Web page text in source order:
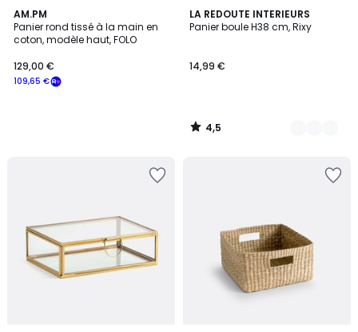
AM.PM
Panier rond tissé à la main en
coton, modèle haut, FOLO
109,65 €
129,00 €
LA REDOUTE INTERIEURS
Panier boule H38 cm, Rixy
14,99 €
4,5
/ 5
2
Couleurs
4,5
/